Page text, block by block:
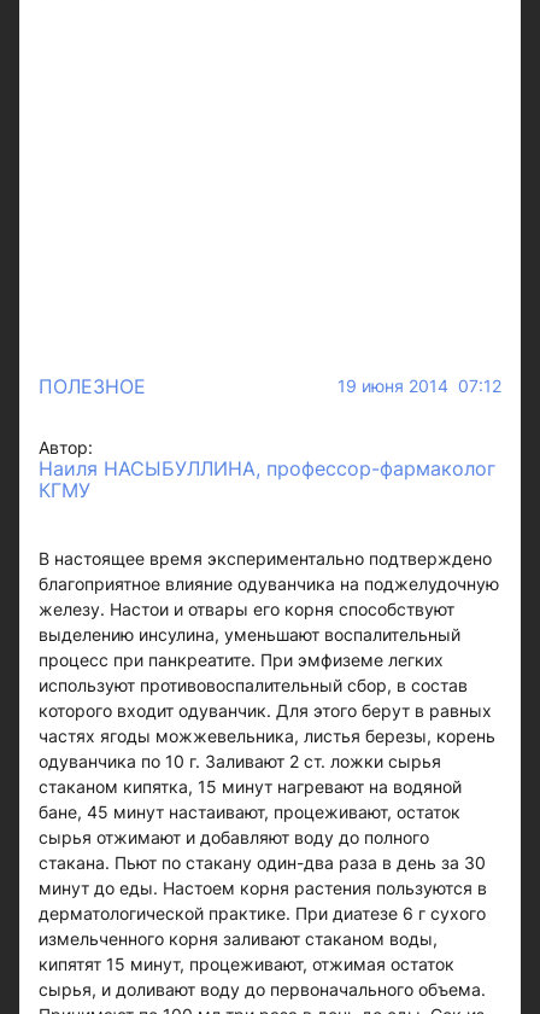
ПОЛЕЗНОЕ 19 июня 2014 07:12
Автор:
Наиля НАСЫБУЛЛИНА, профессор-фармаколог
КГМУ
В настоящее время экспериментально подтверждено
благоприятное влияние одуванчика на поджелудочную
железу. Настои и отвары его корня способствуют
выделению инсулина, уменьшают воспалительный
процесс при панкреатите. При эмфиземе легких
используют противовоспалительный сбор, в состав
которого входит одуванчик. Для этого берут в равных
частях ягоды можжевельника, листья березы, корень
одуванчика по 10 г. Заливают 2 ст. ложки сырья
стаканом кипятка, 15 минут нагревают на водяной
бане, 45 минут настаивают, процеживают, остаток
сырья отжимают и добавляют воду до полного
стакана. Пьют по стакану один-два раза в день за 30
минут до еды. Настоем корня растения пользуются в
дерматологической практике. При диатезе 6 г сухого
измельченного корня заливают стаканом воды,
кипятят 15 минут, процеживают, отжимая остаток
сырья, и доливают воду до первоначального объема.